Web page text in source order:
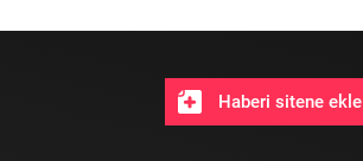
Haberi sitene ekle